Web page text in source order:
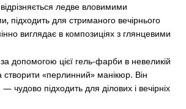
ледве вловимими
підходить для стриманого вечірнього
виглядає в композиціях з глянцевими
допомогою цієї гель-фарби в невеликій
«перлинний» манікюр. Він
чудово підходить для ділових і вечірніх